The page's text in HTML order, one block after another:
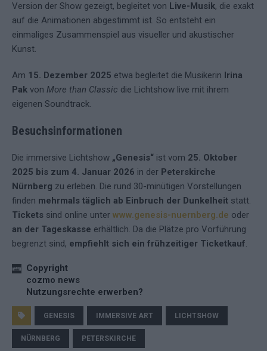
Version der Show gezeigt, begleitet von Live-Musik, die exakt
auf die Animationen abgestimmt ist. So entsteht ein
einmaliges Zusammenspiel aus visueller und akustischer
Kunst.
Am 15. Dezember 2025 etwa begleitet die Musikerin Irina
Pak von More than Classic die Lichtshow live mit ihrem
eigenen Soundtrack.
Besuchsinformationen
Die immersive Lichtshow „Genesis“ ist vom 25. Oktober
2025 bis zum 4. Januar 2026 in der Peterskirche
Nürnberg zu erleben. Die rund 30-minütigen Vorstellungen
finden mehrmals täglich ab Einbruch der Dunkelheit statt.
Tickets sind online unter www.genesis-nuernberg.de oder
an der Tageskasse erhältlich. Da die Plätze pro Vorführung
begrenzt sind, empfiehlt sich ein frühzeitiger Ticketkauf.
Copyright
cozmo news
Nutzungsrechte erwerben?
GENESIS IMMERSIVE ART LICHTSHOW
NÜRNBERG PETERSKIRCHE